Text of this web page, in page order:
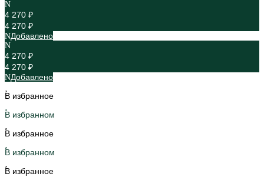
4 270 ₽
4 270 ₽
Добавлено
4 270 ₽
4 270 ₽
Добавлено
В избранное
В избранном
В избранное
В избранном
В избранное